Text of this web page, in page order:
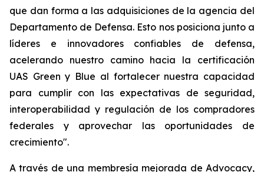
que dan forma a las adquisiciones de la agencia del
Departamento de Defensa. Esto nos posiciona junto a
líderes e innovadores confiables de defensa,
acelerando nuestro camino hacia la certificación
UAS Green y Blue al fortalecer nuestra capacidad
para cumplir con las expectativas de seguridad,
interoperabilidad y regulación de los compradores
federales y aprovechar las oportunidades de
crecimiento".
A través de una membresía mejorada de Advocacy,